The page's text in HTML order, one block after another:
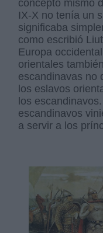
concepto mismo
IX-X no tenía un
significaba
como escribió
Europa
orientales
escandinavas no
los eslavos
los
escandinavos
a servir a los